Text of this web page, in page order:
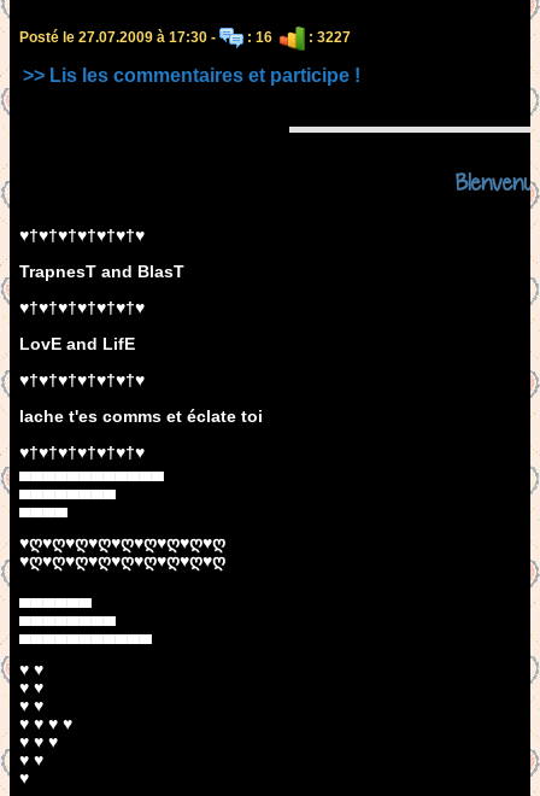
Posté le 27.07.2009 à 17:30 - : 16 : 3227
>> Lis les commentaires et participe !
♥†♥†♥†♥†♥†♥†♥
TrapnesT and BlasT
♥†♥†♥†♥†♥†♥†♥
LovE and LifE
♥†♥†♥†♥†♥†♥†♥
lache t'es comms et éclate toi
♥†♥†♥†♥†♥†♥†♥
▄▄▄▄▄▄▄▄▄▄▄▄
▄▄▄▄▄▄▄▄
▄▄▄▄
♥ღ♥ღ♥ღ♥ღ♥ღ♥ღ♥ღ♥ღ♥ღ
♥ღ♥ღ♥ღ♥ღ♥ღ♥ღ♥ღ♥ღ♥ღ
▄▄▄▄▄▄
▄▄▄▄▄▄▄▄
▄▄▄▄▄▄▄▄▄▄▄
♥ ♥
♥ ♥
♥ ♥
♥ ♥ ♥ ♥
♥ ♥ ♥
♥ ♥
♥